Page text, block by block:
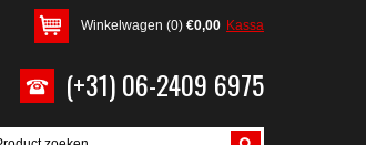
Winkelwagen (0) €0,00 Kassa
(+31) 06-2409 6975